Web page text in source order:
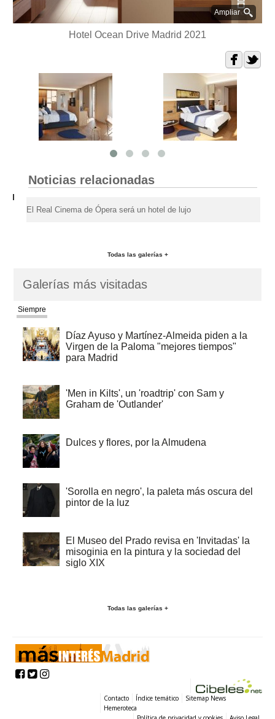
Ampliar
Hotel Ocean Drive Madrid 2021
Noticias relacionadas
El Real Cinema de Ópera será un hotel de lujo
Todas las galerías +
Galerías más visitadas
Siempre
Díaz Ayuso y Martínez-Almeida piden a la
Virgen de la Paloma "mejores tiempos"
para Madrid
'Men in Kilts', un 'roadtrip' con Sam y
Graham de 'Outlander'
Dulces y flores, por la Almudena
'Sorolla en negro', la paleta más oscura del
pintor de la luz
El Museo del Prado revisa en 'Invitadas' la
misoginia en la pintura y la sociedad del
siglo XIX
Todas las galerías +
Contacto Índice temático
Sitemap News
Hemeroteca